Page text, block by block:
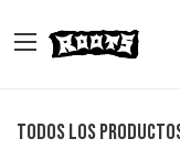
Todos los